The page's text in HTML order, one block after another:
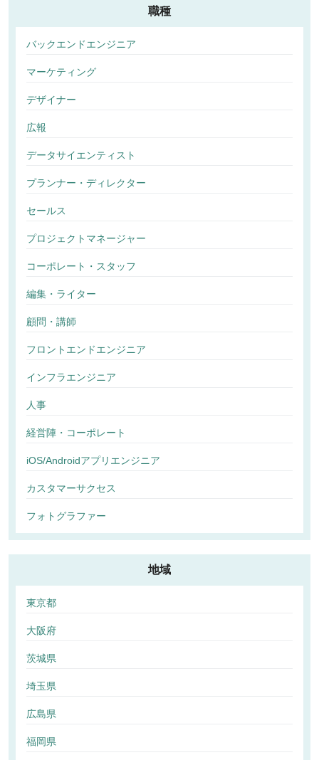
職種
バックエンドエンジニア
マーケティング
デザイナー
広報
データサイエンティスト
プランナー・ディレクター
セールス
プロジェクトマネージャー
コーポレート・スタッフ
編集・ライター
顧問・講師
フロントエンドエンジニア
インフラエンジニア
人事
経営陣・コーポレート
iOS/Androidアプリエンジニア
カスタマーサクセス
フォトグラファー
地域
東京都
大阪府
茨城県
埼玉県
広島県
福岡県